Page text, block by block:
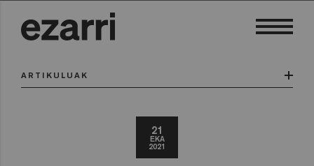
ARTIKULUAK
21
EKA
2021